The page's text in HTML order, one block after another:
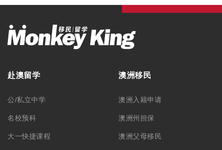
赴澳留学
公/私立中学
名校预科
大一快捷课程
澳洲移民
澳洲入籍申请
澳洲州担保
澳洲父母移民